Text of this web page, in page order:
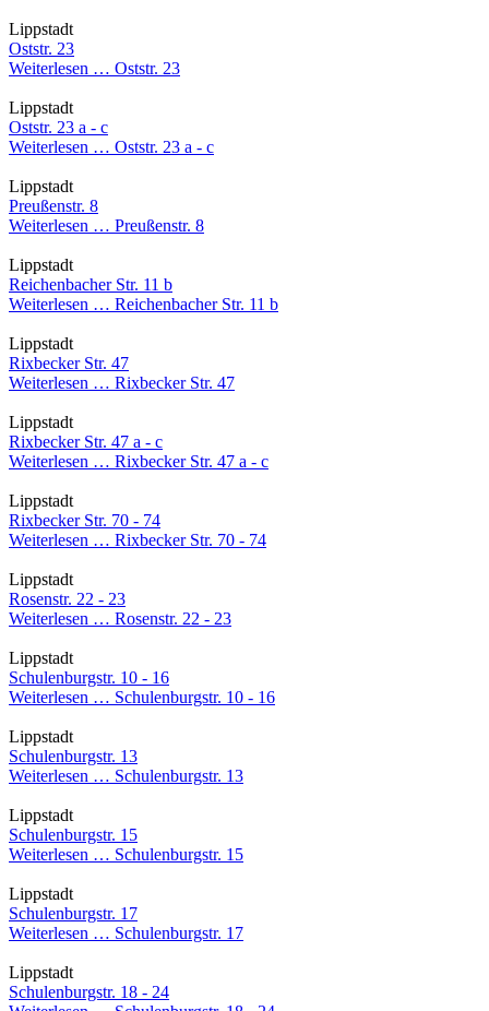
Lippstadt
Oststr. 23
Weiterlesen … Oststr. 23
Lippstadt
Oststr. 23 a - c
Weiterlesen … Oststr. 23 a - c
Lippstadt
Preußenstr. 8
Weiterlesen … Preußenstr. 8
Lippstadt
Reichenbacher Str. 11 b
Weiterlesen … Reichenbacher Str. 11 b
Lippstadt
Rixbecker Str. 47
Weiterlesen … Rixbecker Str. 47
Lippstadt
Rixbecker Str. 47 a - c
Weiterlesen … Rixbecker Str. 47 a - c
Lippstadt
Rixbecker Str. 70 - 74
Weiterlesen … Rixbecker Str. 70 - 74
Lippstadt
Rosenstr. 22 - 23
Weiterlesen … Rosenstr. 22 - 23
Lippstadt
Schulenburgstr. 10 - 16
Weiterlesen … Schulenburgstr. 10 - 16
Lippstadt
Schulenburgstr. 13
Weiterlesen … Schulenburgstr. 13
Lippstadt
Schulenburgstr. 15
Weiterlesen … Schulenburgstr. 15
Lippstadt
Schulenburgstr. 17
Weiterlesen … Schulenburgstr. 17
Lippstadt
Schulenburgstr. 18 - 24